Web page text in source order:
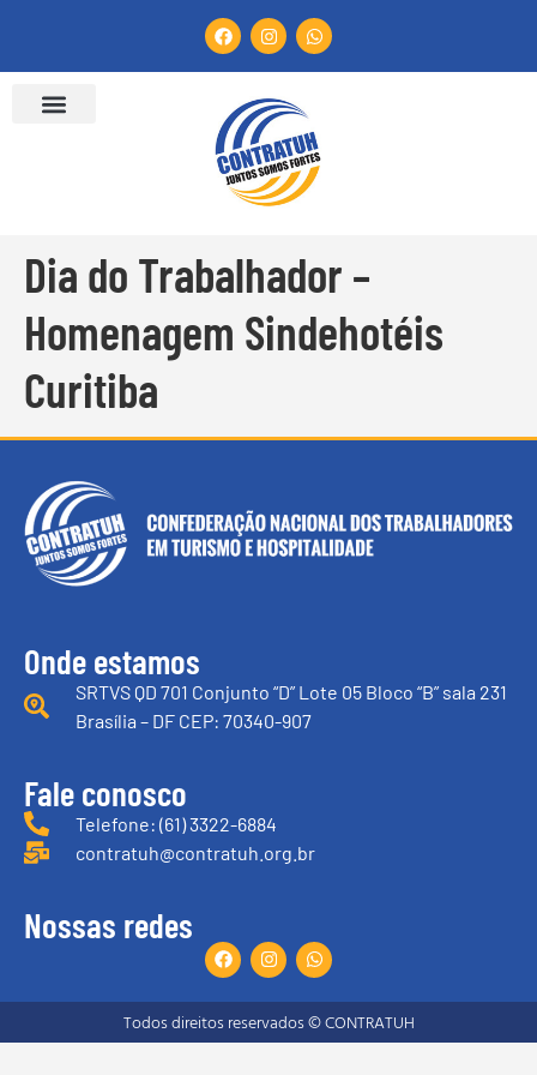
Dia do Trabalhador –
Homenagem Sindehotéis
Curitiba
Onde estamos
SRTVS QD 701 Conjunto “D” Lote 05 Bloco “B” sala 231
Brasília – DF CEP: 70340-907
Fale conosco
Telefone: (61) 3322-6884
contratuh@contratuh.org.br
Nossas redes
Todos direitos reservados © CONTRATUH